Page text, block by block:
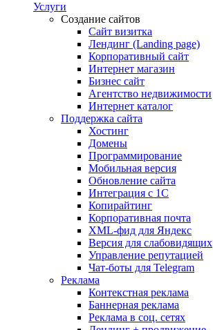
Услуги
Создание сайтов
Сайт визитка
Лендинг (Landing page)
Корпоративный сайт
Интернет магазин
Бизнес сайт
Агентство недвижимости
Интернет каталог
Поддержка сайта
Хостинг
Домены
Программирование
Мобильная версия
Обновление сайта
Интеграция с 1С
Копирайтинг
Корпоративная почта
XML-фид для Яндекс
Версия для слабовидящих
Управление репутацией
Чат-боты для Telegram
Реклама
Контекстная реклама
Баннерная реклама
Реклама в соц. сетях